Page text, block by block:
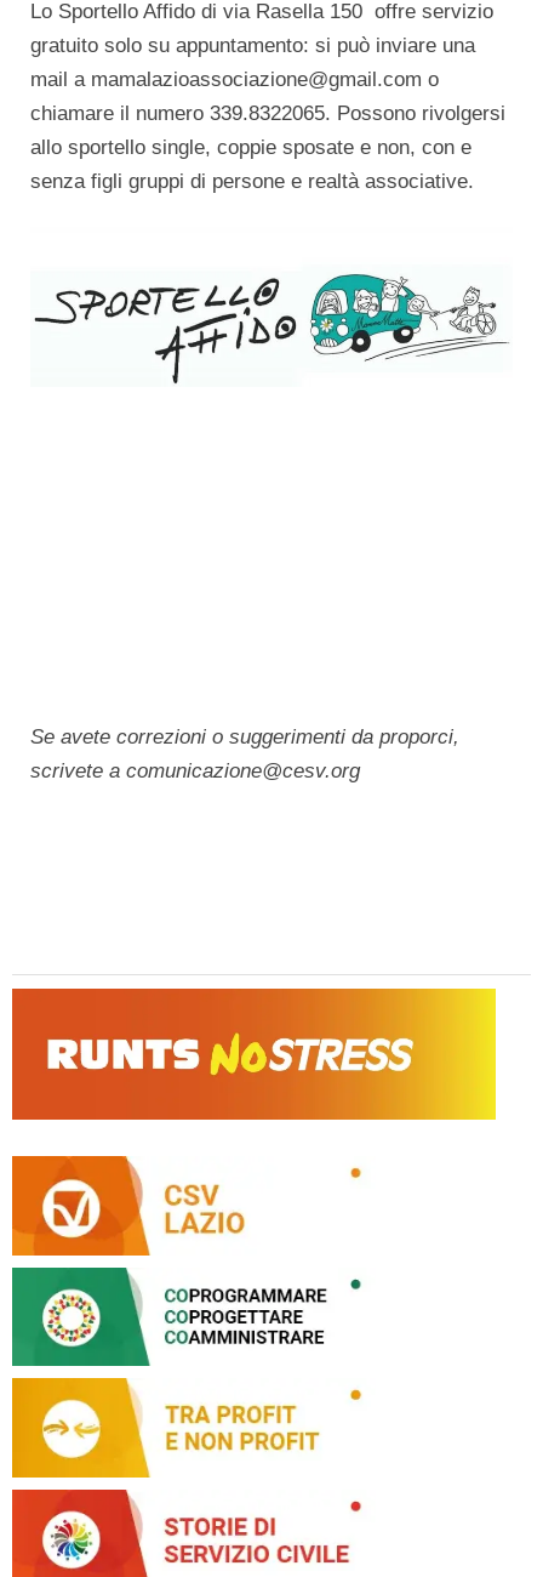
Lo Sportello Affido di via Rasella 150 offre servizio
gratuito solo su appuntamento: si può inviare una
mail a mamalazioassociazione@gmail.com o
chiamare il numero 339.8322065. Possono rivolgersi
allo sportello single, coppie sposate e non, con e
senza figli gruppi di persone e realtà associative.
Se avete correzioni o suggerimenti da proporci,
scrivete a comunicazione@cesv.org